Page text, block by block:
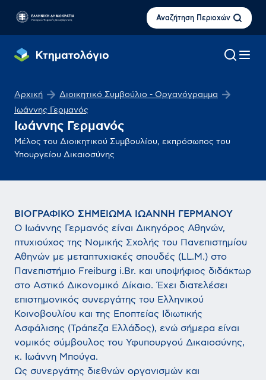
Αναζήτηση Περιοχών
Αρχική
Διοικητικό Συμβούλιο - Οργανόγραμμα
Ιωάννης Γερμανός
Ιωάννης Γερμανός
Μέλος του Διοικητικού Συμβουλίου, εκπρόσωπος του
Υπουργείου Δικαιοσύνης
ΒΙΟΓΡΑΦΙΚΟ ΣΗΜΕΙΩΜΑ ΙΩΑΝΝΗ ΓΕΡΜΑΝΟΥ
Ο Ιωάννης Γερμανός είναι Δικηγόρος Αθηνών,
πτυχιούχος της Νομικής Σχολής του Πανεπιστημίου
Αθηνών με μεταπτυχιακές σπουδές (LL.M.) στο
Πανεπιστήμιο Freiburg i.Br. και υποψήφιος διδάκτωρ
στο Αστικό Δικονομικό Δίκαιο. Έχει διατελέσει
επιστημονικός συνεργάτης του Ελληνικού
Κοινοβουλίου και της Εποπτείας Ιδιωτικής
Ασφάλισης (Τράπεζα Ελλάδος), ενώ σήμερα είναι
νομικός σύμβουλος του Υφυπουργού Δικαιοσύνης,
κ. Ιωάννη Μπούγα.
Ως συνεργάτης διεθνών οργανισμών και